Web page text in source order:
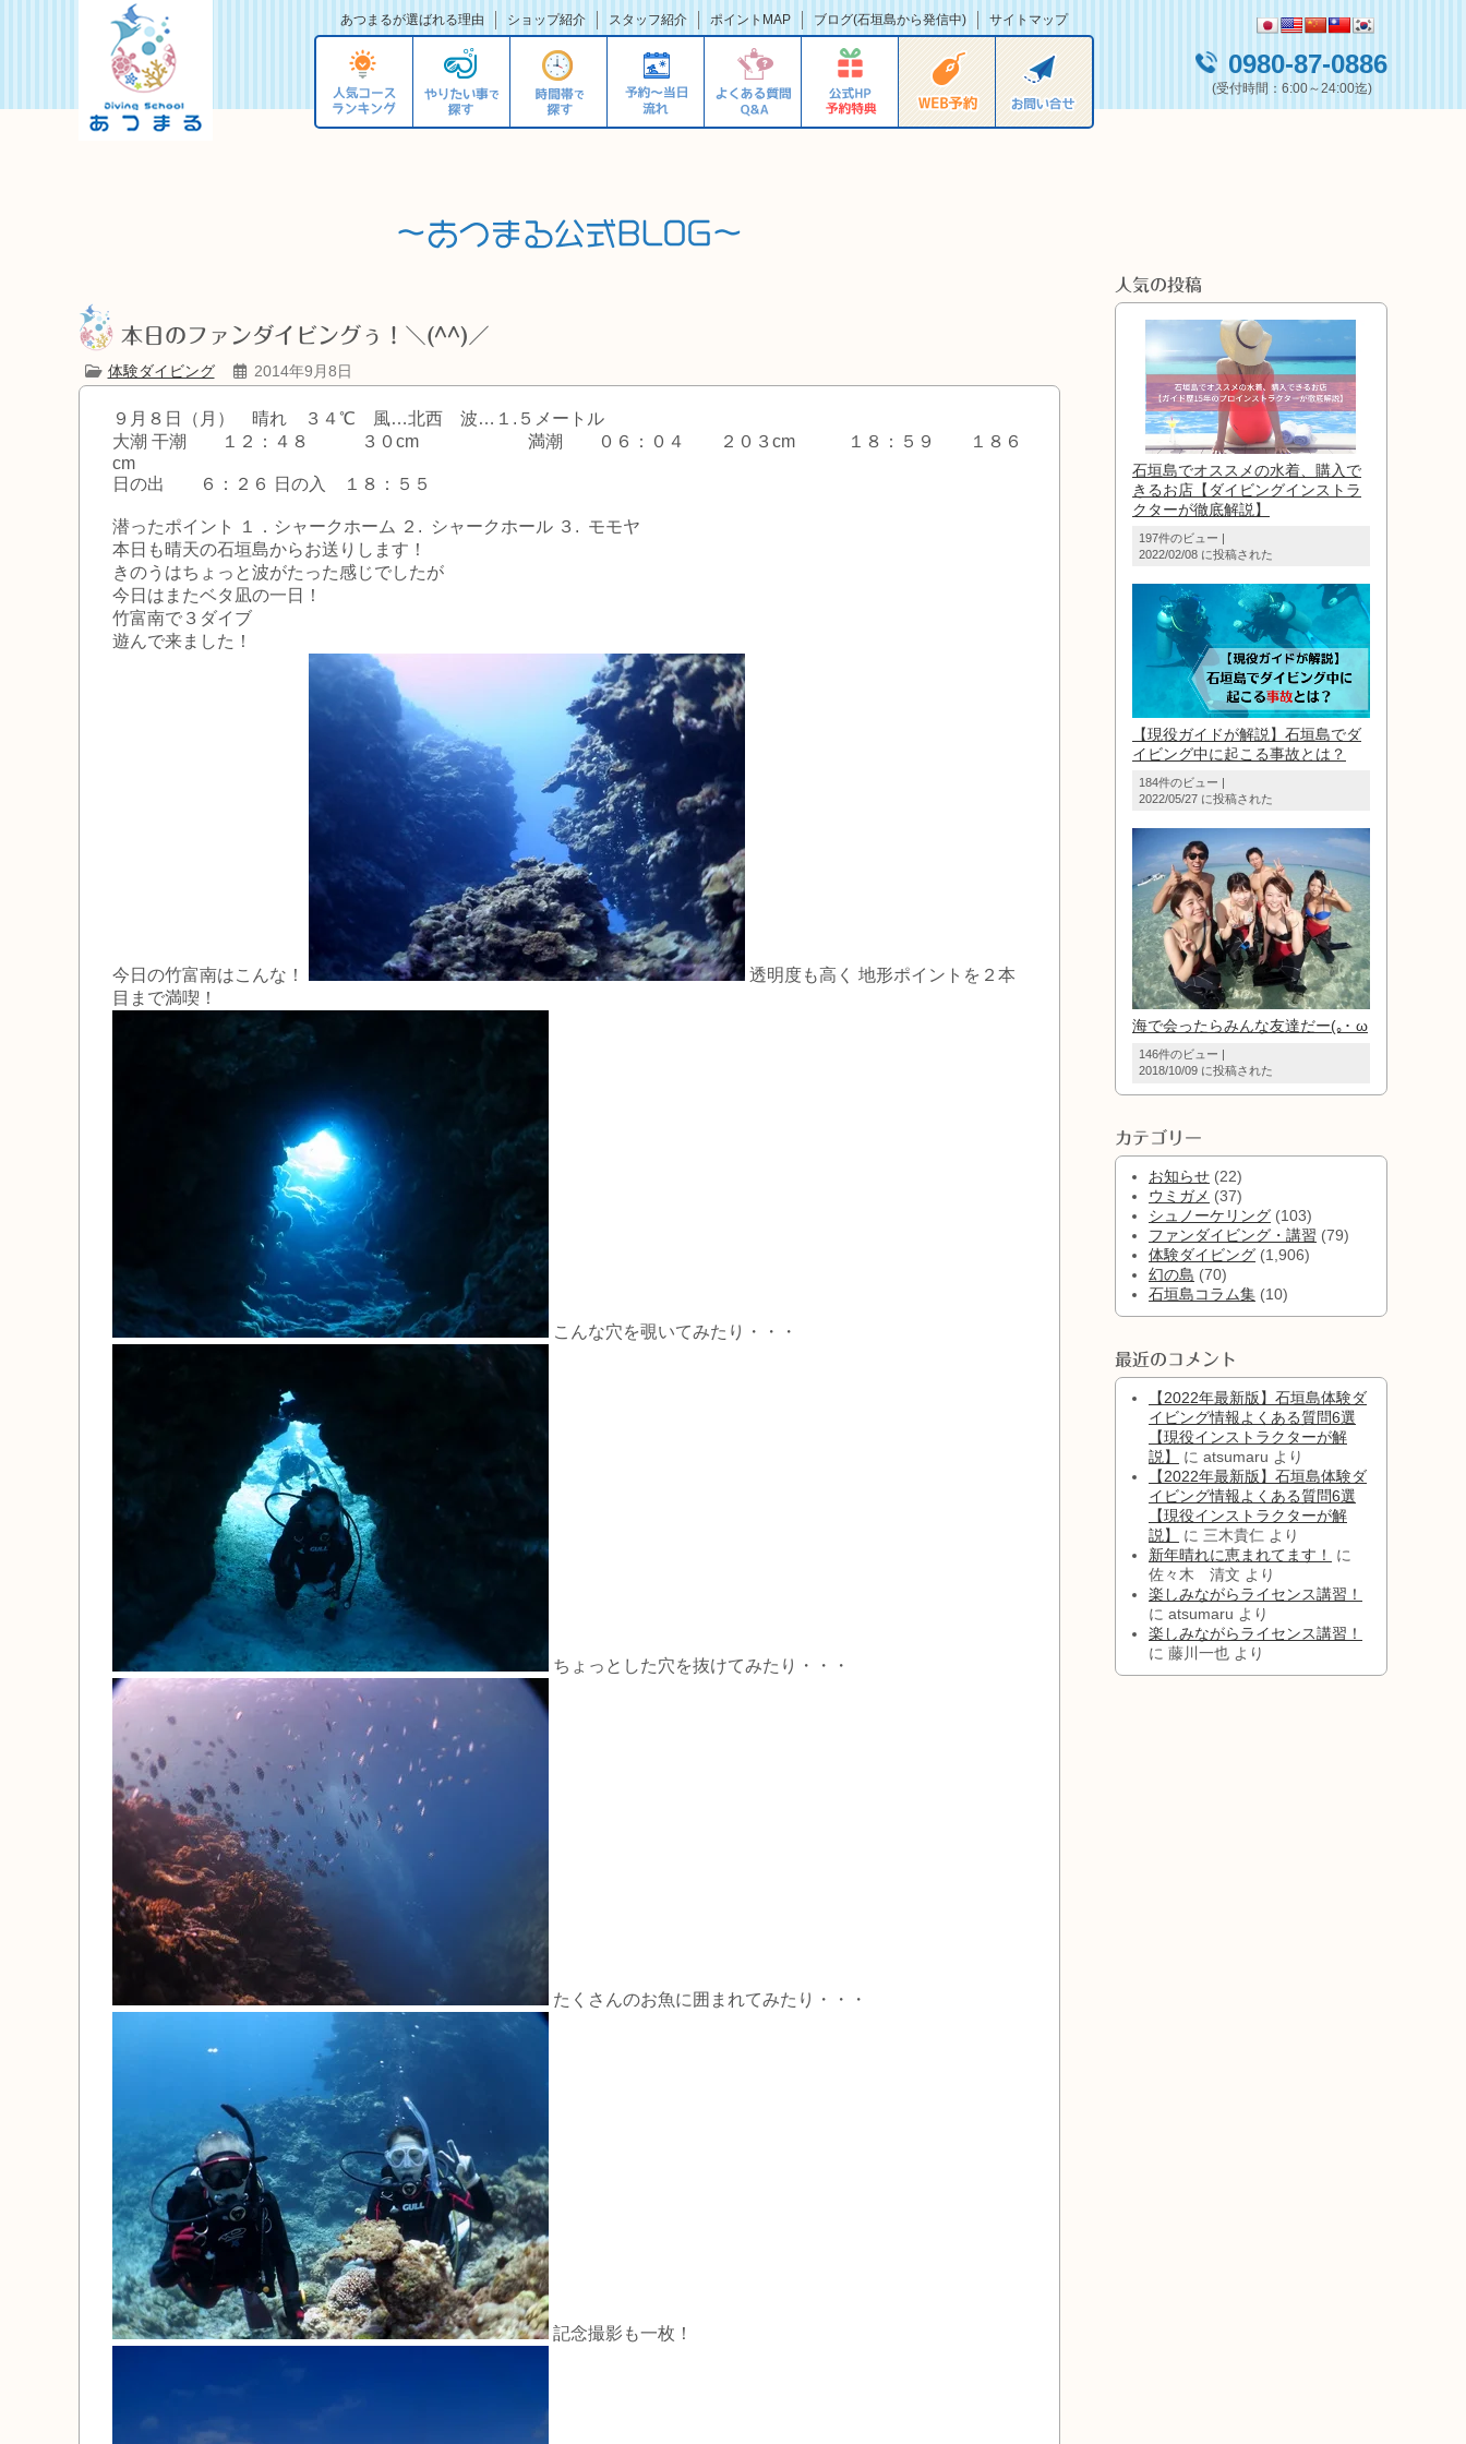
あつまるが選ばれる理由 ショップ紹介 スタッフ紹介 ポイントMAP ブログ(石垣島から発信中) サイトマップ
0980-87-0886
(受付時間：6:00～24:00迄)
本日のファンダイビングぅ！＼(^^)／
体験ダイビング 2014年9月8日
９月８日（月） 晴れ ３４℃ 風…北西 波…１.５メートル
大潮 干潮 １２：４８ ３０cm 満潮 ０６：０４ ２０３cm １８：５９ １８６
cm
日の出 ６：２６ 日の入 １８：５５
潜ったポイント １．シャークホーム ２. シャークホール ３. モモヤ
本日も晴天の石垣島からお送りします！
きのうはちょっと波がたった感じでしたが
今日はまたベタ凪の一日！
竹富南で３ダイブ
遊んで来ました！
今日の竹富南はこんな！
透明度も高く 地形ポイントを２本
目まで満喫！
こんな穴を覗いてみたり・・・
ちょっとした穴を抜けてみたり・・・
たくさんのお魚に囲まれてみたり・・・
記念撮影も一枚！
人気の投稿
石垣島でオススメの水着、購入で
きるお店【ダイビングインストラ
クターが徹底解説】
197件のビュー |
2022/02/08 に投稿された
【現役ガイドが解説】石垣島でダ
イビング中に起こる事故とは？
184件のビュー |
2022/05/27 に投稿された
海で会ったらみんな友達だー(｡･ ω
146件のビュー
2018/10/09 に投稿された
カテゴリー
お知らせ (22)
ウミガメ (37)
シュノーケリング (103)
ファンダイビング・講習 (79)
体験ダイビング (1,906)
幻の島 (70)
石垣島コラム集 (10)
最近のコメント
【2022年最新版】石垣島体験ダ
イビング情報よくある質問6選
【現役インストラクターが解
説】
に atsumaru より
【2022年最新版】石垣島体験ダ
イビング情報よくある質問6選
【現役インストラクターが解
説】
に 三木貴仁 より
新年晴れに恵まれてます！
に
佐々木 清文 より
楽しみながらライセンス講習！
に atsumaru より
楽しみながらライセンス講習！
に 藤川一也 より